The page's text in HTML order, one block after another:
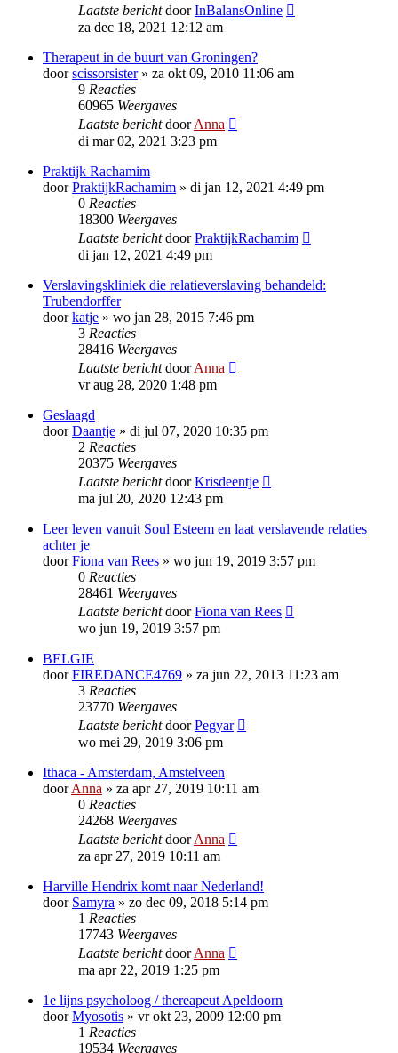
Laatste berichtdoorInBalansOnline
za dec 18, 2021 12:12 am
Therapeut in de buurt van Groningen?
doorscissorsister» za okt 09, 2010 11:06 am
9 Reacties
60965 Weergaves
Laatste berichtdoorAnna
di mar 02, 2021 3:23 pm
Praktijk Rachamim
doorPraktijkRachamim » di jan 12, 2021 4:49 pm
0 Reacties
18300 Weergaves
Laatste berichtdoorPraktijkRachamim
di jan 12, 2021 4:49 pm
Verslavingskliniek die relatieverslaving behandeld:
Trubendorffer
doorkatje » wo jan 28, 2015 7:46 pm
3 Reacties
28416 Weergaves
Laatste berichtdoorAnna
vr aug 28, 2020 1:48 pm
Geslaagd
doorDaantje » di jul 07, 2020 10:35 pm
2 Reacties
20375 Weergaves
Laatste berichtdoorKrisdeentje
ma jul 20, 2020 12:43 pm
Leer leven vanuit Soul Esteem en laat verslavende relaties
achter je
doorFiona van Rees » wo jun 19, 2019 3:57 pm
0 Reacties
28461 Weergaves
Laatste berichtdoorFiona van Rees
wo jun 19, 2019 3:57 pm
BELGIE
doorFIREDANCE4769 » za jun 22, 2013 11:23 am
3 Reacties
23770 Weergaves
Laatste berichtdoorPegyar
wo mei 29, 2019 3:06 pm
Ithaca - Amsterdam, Amstelveen
doorAnna » za apr 27, 2019 10:11 am
0 Reacties
24268 Weergaves
Laatste berichtdoorAnna
za apr 27, 2019 10:11 am
Harville Hendrix komt naar Nederland!
door Samyra » zo dec 09, 2018 5:14 pm
1 Reacties
17743 Weergaves
Laatste berichtdoorAnna
ma apr 22, 2019 1:25 pm
1e lijns psycholoog / thereapeut Apeldoorn
doorMyosotis » vr okt 23, 2009 12:00 pm
1 Reacties
19534 Weergaves